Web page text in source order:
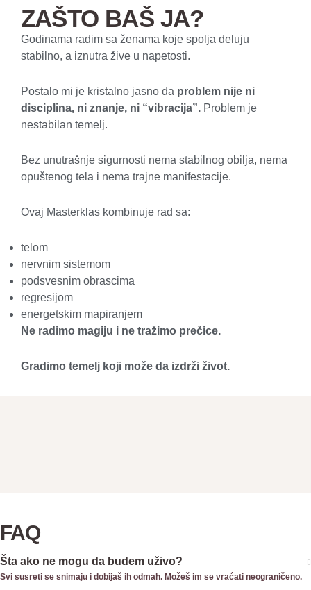
Godinama radim sa ženama koje spolja deluju
stabilno, a iznutra žive u napetosti.
Postalo mi je kristalno jasno da problem nije ni
disciplina, ni znanje, ni “vibracija”. Problem je
nestabilan temelj.
Bez unutrašnje sigurnosti nema stabilnog obilja, nema
opuštenog tela i nema trajne manifestacije.
Ovaj Masterklas kombinuje rad sa:
telom
nervnim sistemom
podsvesnim obrascima
regresijom
energetskim mapiranjem
Ne radimo magiju i ne tražimo prečice.
Gradimo temelj koji može da izdrži život.
ZAŠTO BAŠ JA?
FAQ
Šta ako ne mogu da budem uživo?
Svi susreti se snimaju i dobijaš ih odmah. Možeš im se vraćati neograničeno.